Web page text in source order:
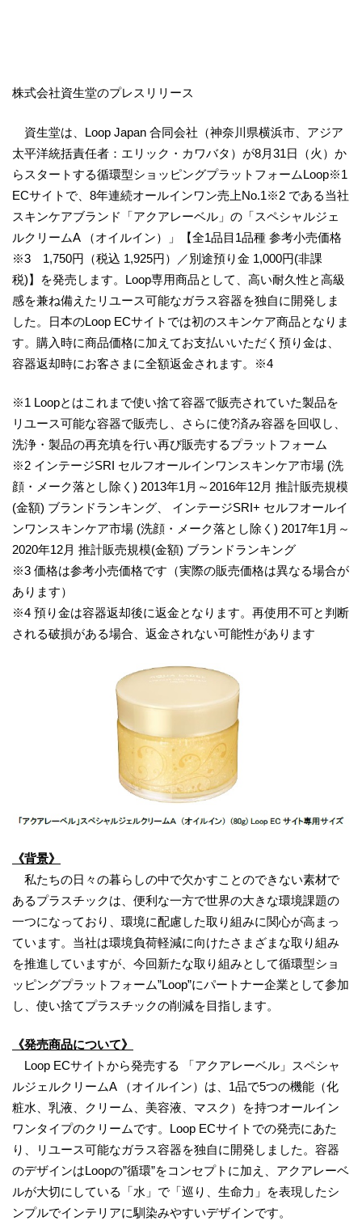
株式会社資生堂のプレスリリース
資生堂は、Loop Japan 合同会社（神奈川県横浜市、アジア
太平洋統括責任者：エリック・カワバタ）が8月31日（火）か
らスタートする循環型ショッピングプラットフォームLoop※1
ECサイトで、8年連続オールインワン売上No.1※2 である当社
スキンケアブランド「アクアレーベル」の「スペシャルジェ
ルクリームA （オイルイン）」【全1品目1品種 参考小売価格
※3 1,750円（税込 1,925円）／別途預り金 1,000円(非課
税)】を発売します。Loop専用商品として、高い耐久性と高級
感を兼ね備えたリユース可能なガラス容器を独自に開発しま
した。日本のLoop ECサイトでは初のスキンケア商品となりま
す。購入時に商品価格に加えてお支払いいただく預り金は、
容器返却時にお客さまに全額返金されます。※4
※1 Loopとはこれまで使い捨て容器で販売されていた製品を
リユース可能な容器で販売し、さらに使?済み容器を回収し、
洗浄・製品の再充填を行い再び販売するプラットフォーム
※2 インテージSRI セルフオールインワンスキンケア市場 (洗
顔・メーク落とし除く) 2013年1月～2016年12月 推計販売規模
(金額) ブランドランキング、 インテージSRI+ セルフオールイ
ンワンスキンケア市場 (洗顔・メーク落とし除く) 2017年1月～
2020年12月 推計販売規模(金額) ブランドランキング
※3 価格は参考小売価格です（実際の販売価格は異なる場合が
あります）
※4 預り金は容器返却後に返金となります。再使用不可と判断
される破損がある場合、返金されない可能性があります
《背景》
私たちの日々の暮らしの中で欠かすことのできない素材で
あるプラスチックは、便利な一方で世界の大きな環境課題の
一つになっており、環境に配慮した取り組みに関心が高まっ
ています。当社は環境負荷軽減に向けたさまざまな取り組み
を推進していますが、今回新たな取り組みとして循環型ショ
ッピングプラットフォーム”Loop”にパートナー企業として参加
し、使い捨てプラスチックの削減を目指します。
《発売商品について》
Loop ECサイトから発売する 「アクアレーベル」スペシャ
ルジェルクリームA （オイルイン）は、1品で5つの機能（化
粧水、乳液、クリーム、美容液、マスク）を持つオールイン
ワンタイプのクリームです。Loop ECサイトでの発売にあた
り、リユース可能なガラス容器を独自に開発しました。容器
のデザインはLoopの”循環”をコンセプトに加え、アクアレーベ
ルが大切にしている「水」で「巡り、生命力」を表現したシ
ンプルでインテリアに馴染みやすいデザインです。